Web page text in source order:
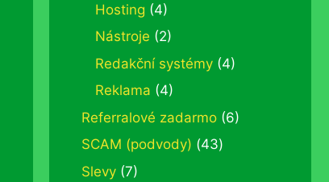
Hosting (4)
Nástroje (2)
Redakční systémy (4)
Reklama (4)
Referralové zadarmo (6)
SCAM (podvody) (43)
Slevy (7)